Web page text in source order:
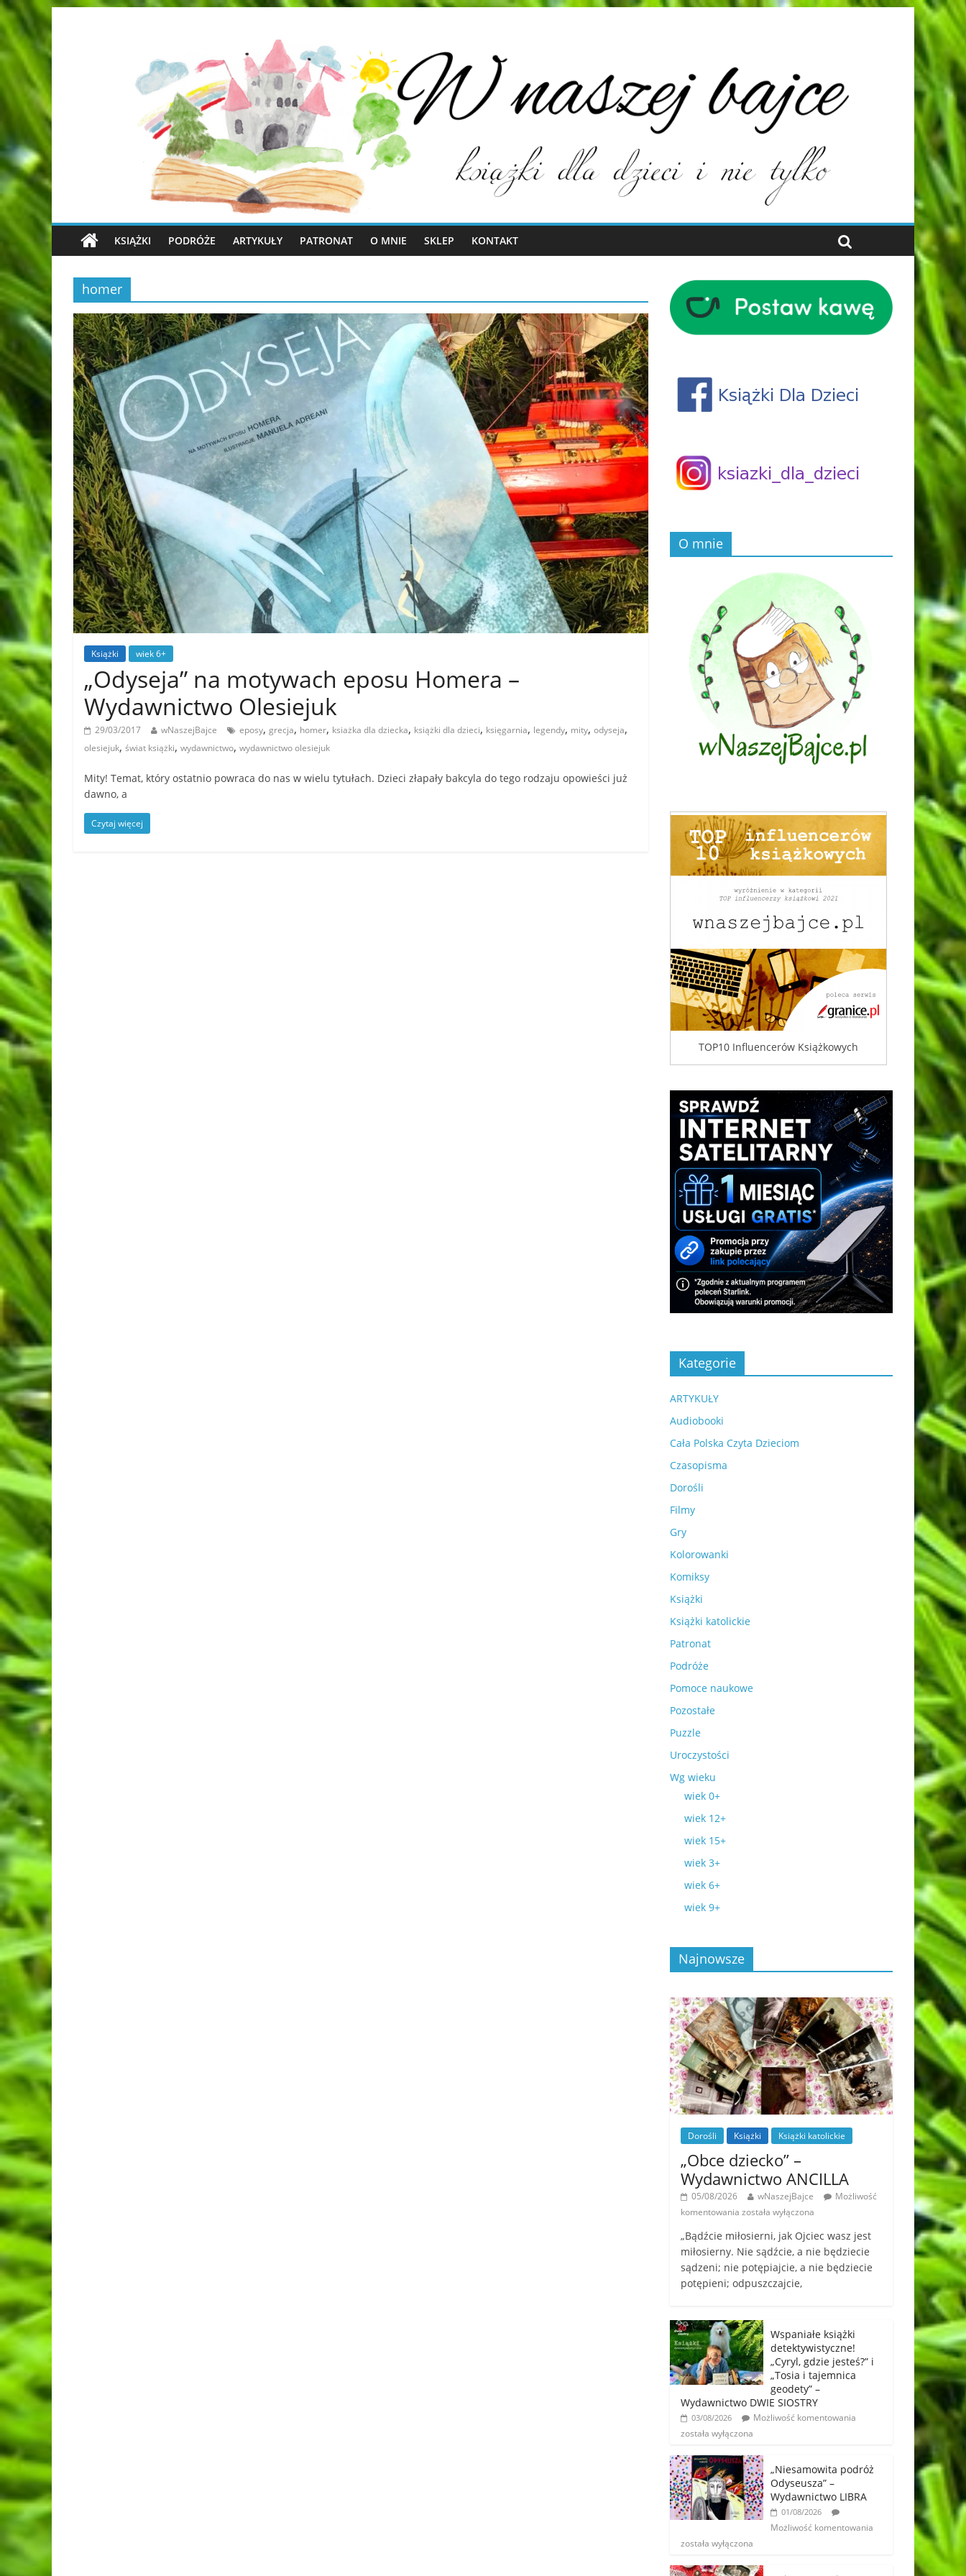
KSIĄŻKI PODRÓŻE ARTYKUŁY PATRONAT O MNIE SKLEP KONTAKT
homer
Książki wiek 6+
„Odyseja” na motywach eposu Homera –
Wydawnictwo Olesiejuk
29/03/2017 wNaszejBajce eposy, grecja, homer, ksiażka dla dziecka, książki dla dzieci, księgarnia, legendy, mity, odyseja,
olesiejuk, świat książki, wydawnictwo, wydawnictwo olesiejuk
Mity! Temat, który ostatnio powraca do nas w wielu tytułach. Dzieci złapały bakcyla do tego rodzaju opowieści już
dawno, a
Czytaj więcej
O mnie
TOP10 Influencerów Książkowych
Kategorie
ARTYKUŁY
Audiobooki
Cała Polska Czyta Dzieciom
Czasopisma
Dorośli
Filmy
Gry
Kolorowanki
Komiksy
Książki
Książki katolickie
Patronat
Podróże
Pomoce naukowe
Pozostałe
Puzzle
Uroczystości
Wg wieku
wiek 0+
wiek 12+
wiek 15+
wiek 3+
wiek 6+
wiek 9+
Najnowsze
Dorośli Książki Książki katolickie
„Obce dziecko” –
Wydawnictwo ANCILLA
05/08/2026 wNaszejBajce
Możliwość
komentowania została wyłączona
„Bądźcie miłosierni, jak Ojciec wasz jest
miłosierny. Nie sądźcie, a nie będziecie
sądzeni; nie potępiajcie, a nie będziecie
potępieni; odpuszczajcie,
Wspaniałe książki
detektywistyczne!
„Cyryl, gdzie jesteś?” i
„Tosia i tajemnica
geodety” –
Wydawnictwo DWIE SIOSTRY
03/08/2026
Możliwość komentowania
została wyłączona
„Niesamowita podróż
Odyseusza” –
Wydawnictwo LIBRA
01/08/2026
Możliwość komentowania
została wyłączona